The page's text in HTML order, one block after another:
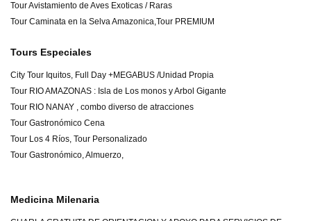
Tour Avistamiento de Aves Exoticas / Raras
Tour Caminata en la Selva Amazonica,Tour PREMIUM
Tours Especiales
City Tour Iquitos, Full Day +MEGABUS /Unidad Propia
Tour RIO AMAZONAS : Isla de Los monos y Arbol Gigante
Tour RIO NANAY , combo diverso de atracciones
Tour Gastronómico Cena
Tour Los 4 Ríos, Tour Personalizado
Tour Gastronómico, Almuerzo,
Medicina Milenaria